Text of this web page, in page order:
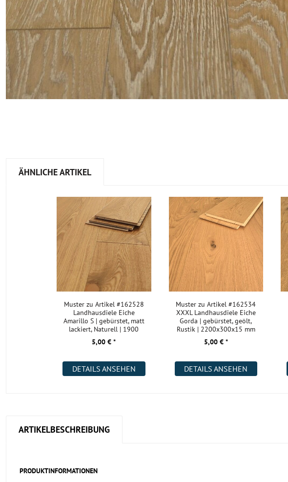
ÄHNLICHE ARTIKEL
Muster zu Artikel #162528
Landhausdiele Eiche
Amarillo S | gebürstet, matt
lackiert, Naturell | 1900
5,00 € *
DETAILS ANSEHEN
Muster zu Artikel #162534
XXXL Landhausdiele Eiche
Gorda | gebürstet, geölt,
Rustik | 2200x300x15 mm
5,00 € *
DETAILS ANSEHEN
ARTIKELBESCHREIBUNG
PRODUKTINFORMATIONEN